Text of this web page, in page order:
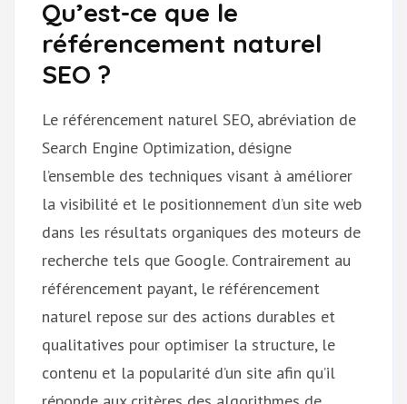
Qu’est-ce que le
référencement naturel
SEO ?
Le référencement naturel SEO, abréviation de
Search Engine Optimization, désigne
l’ensemble des techniques visant à améliorer
la visibilité et le positionnement d’un site web
dans les résultats organiques des moteurs de
recherche tels que Google. Contrairement au
référencement payant, le référencement
naturel repose sur des actions durables et
qualitatives pour optimiser la structure, le
contenu et la popularité d’un site afin qu’il